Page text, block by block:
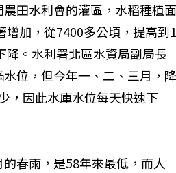
田水利會的灌區，水稻種植面
加，從7400多公頃，提高到1
。水利署北區水資局副局長
位，但今年一、二、三月，降
，因此水庫水位每天快速下
春雨，是58年來最低，而人